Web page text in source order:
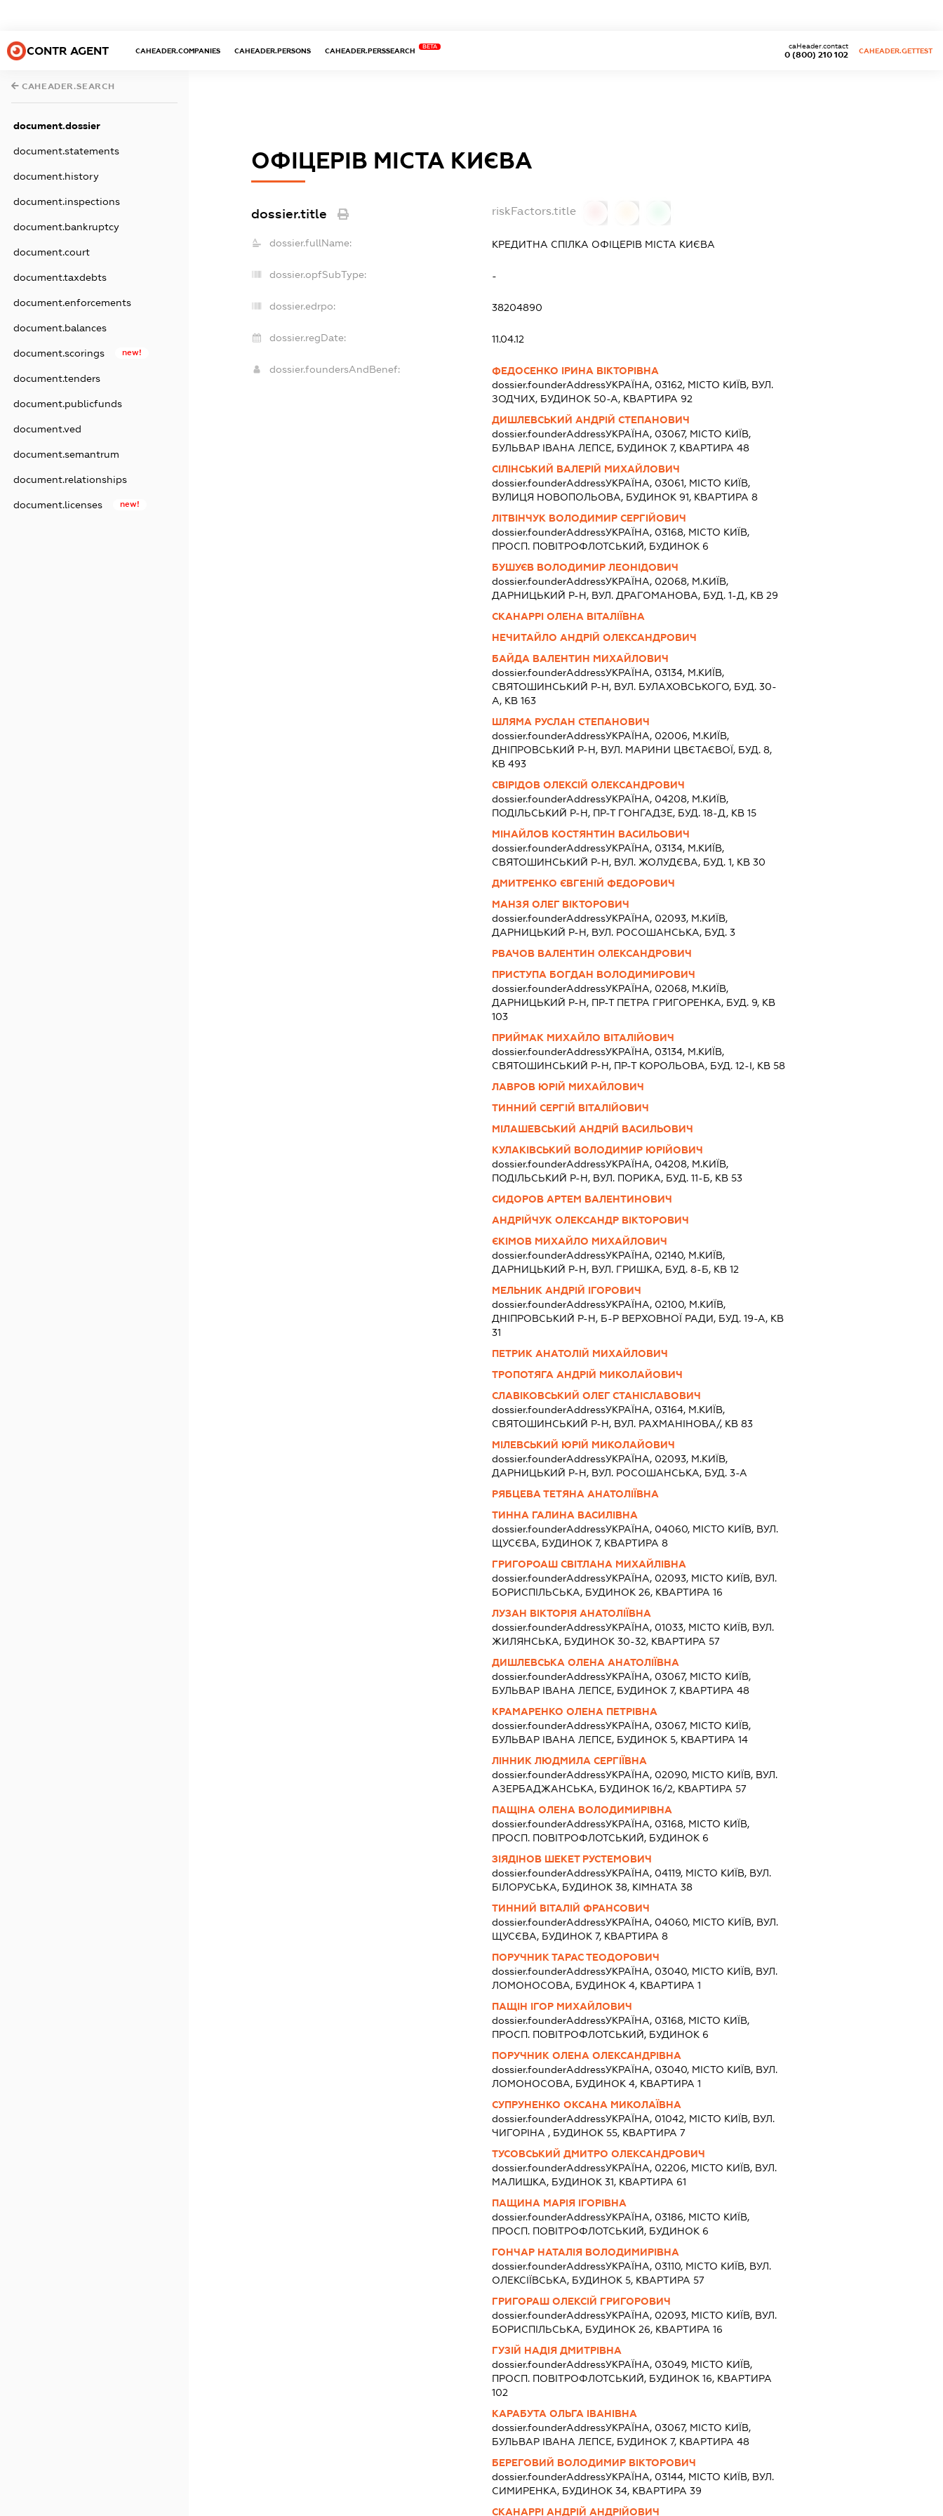
CONTR AGENT CAHEADER.COMPANIES CAHEADER.PERSONS CAHEADER.PERSSEARCH
BETA
0 (800) 210 102
caHeader.contact
CAHEADER.GETTEST
CAHEADER.SEARCH
document.dossier
document.statements
document.history
document.inspections
document.bankruptcy
document.court
document.taxdebts
document.enforcements
document.balances
document.scorings new!
document.tenders
document.publicfunds
document.ved
document.semantrum
document.relationships
document.licenses new!
ОФІЦЕРІВ МІСТА КИЄВА
dossier.title riskFactors.title
dossier.fullName: КРЕДИТНА СПІЛКА ОФІЦЕРІВ МІСТА КИЄВА
dossier.opfSubType: -
dossier.edrpo: 38204890
dossier.regDate: 11.04.12
dossier.foundersAndBenef:
ФЕДОСЕНКО ІРИНА ВІКТОРІВНА
dossier.founderAddressУКРАЇНА, 03162, МІСТО КИЇВ, ВУЛ.
ЗОДЧИХ, БУДИНОК 50-А, КВАРТИРА 92
ДИШЛЕВСЬКИЙ АНДРІЙ СТЕПАНОВИЧ
dossier.founderAddressУКРАЇНА, 03067, МІСТО КИЇВ,
БУЛЬВАР ІВАНА ЛЕПСЕ, БУДИНОК 7, КВАРТИРА 48
СІЛІНСЬКИЙ ВАЛЕРІЙ МИХАЙЛОВИЧ
dossier.founderAddressУКРАЇНА, 03061, МІСТО КИЇВ,
ВУЛИЦЯ НОВОПОЛЬОВА, БУДИНОК 91, КВАРТИРА 8
ЛІТВІНЧУК ВОЛОДИМИР СЕРГІЙОВИЧ
dossier.founderAddressУКРАЇНА, 03168, МІСТО КИЇВ,
ПРОСП. ПОВІТРОФЛОТСЬКИЙ, БУДИНОК 6
БУШУЄВ ВОЛОДИМИР ЛЕОНІДОВИЧ
dossier.founderAddressУКРАЇНА, 02068, М.КИЇВ,
ДАРНИЦЬКИЙ Р-Н, ВУЛ. ДРАГОМАНОВА, БУД. 1-Д, КВ 29
СКАНАРРІ ОЛЕНА ВІТАЛІЇВНА
НЕЧИТАЙЛО АНДРІЙ ОЛЕКСАНДРОВИЧ
БАЙДА ВАЛЕНТИН МИХАЙЛОВИЧ
dossier.founderAddressУКРАЇНА, 03134, М.КИЇВ,
СВЯТОШИНСЬКИЙ Р-Н, ВУЛ. БУЛАХОВСЬКОГО, БУД. 30-
А, КВ 163
ШЛЯМА РУСЛАН СТЕПАНОВИЧ
dossier.founderAddressУКРАЇНА, 02006, М.КИЇВ,
ДНІПРОВСЬКИЙ Р-Н, ВУЛ. МАРИНИ ЦВЄТАЄВОЇ, БУД. 8,
КВ 493
СВІРІДОВ ОЛЕКСІЙ ОЛЕКСАНДРОВИЧ
dossier.founderAddressУКРАЇНА, 04208, М.КИЇВ,
ПОДІЛЬСЬКИЙ Р-Н, ПР-Т ГОНГАДЗЕ, БУД. 18-Д, КВ 15
МІНАЙЛОВ КОСТЯНТИН ВАСИЛЬОВИЧ
dossier.founderAddressУКРАЇНА, 03134, М.КИЇВ,
СВЯТОШИНСЬКИЙ Р-Н, ВУЛ. ЖОЛУДЄВА, БУД. 1, КВ 30
ДМИТРЕНКО ЄВГЕНІЙ ФЕДОРОВИЧ
МАНЗЯ ОЛЕГ ВІКТОРОВИЧ
dossier.founderAddressУКРАЇНА, 02093, М.КИЇВ,
ДАРНИЦЬКИЙ Р-Н, ВУЛ. РОСОШАНСЬКА, БУД. 3
РВАЧОВ ВАЛЕНТИН ОЛЕКСАНДРОВИЧ
ПРИСТУПА БОГДАН ВОЛОДИМИРОВИЧ
dossier.founderAddressУКРАЇНА, 02068, М.КИЇВ,
ДАРНИЦЬКИЙ Р-Н, ПР-Т ПЕТРА ГРИГОРЕНКА, БУД. 9, КВ
103
ПРИЙМАК МИХАЙЛО ВІТАЛІЙОВИЧ
dossier.founderAddressУКРАЇНА, 03134, М.КИЇВ,
СВЯТОШИНСЬКИЙ Р-Н, ПР-Т КОРОЛЬОВА, БУД. 12-І, КВ 58
ЛАВРОВ ЮРІЙ МИХАЙЛОВИЧ
ТИННИЙ СЕРГІЙ ВІТАЛІЙОВИЧ
МІЛАШЕВСЬКИЙ АНДРІЙ ВАСИЛЬОВИЧ
КУЛАКІВСЬКИЙ ВОЛОДИМИР ЮРІЙОВИЧ
dossier.founderAddressУКРАЇНА, 04208, М.КИЇВ,
ПОДІЛЬСЬКИЙ Р-Н, ВУЛ. ПОРИКА, БУД. 11-Б, КВ 53
СИДОРОВ АРТЕМ ВАЛЕНТИНОВИЧ
АНДРІЙЧУК ОЛЕКСАНДР ВІКТОРОВИЧ
ЄКІМОВ МИХАЙЛО МИХАЙЛОВИЧ
dossier.founderAddressУКРАЇНА, 02140, М.КИЇВ,
ДАРНИЦЬКИЙ Р-Н, ВУЛ. ГРИШКА, БУД. 8-Б, КВ 12
МЕЛЬНИК АНДРІЙ ІГОРОВИЧ
dossier.founderAddressУКРАЇНА, 02100, М.КИЇВ,
ДНІПРОВСЬКИЙ Р-Н, Б-Р ВЕРХОВНОЇ РАДИ, БУД. 19-А, КВ
31
ПЕТРИК АНАТОЛІЙ МИХАЙЛОВИЧ
ТРОПОТЯГА АНДРІЙ МИКОЛАЙОВИЧ
СЛАВІКОВСЬКИЙ ОЛЕГ СТАНІСЛАВОВИЧ
dossier.founderAddressУКРАЇНА, 03164, М.КИЇВ,
СВЯТОШИНСЬКИЙ Р-Н, ВУЛ. РАХМАНІНОВА/, КВ 83
МІЛЕВСЬКИЙ ЮРІЙ МИКОЛАЙОВИЧ
dossier.founderAddressУКРАЇНА, 02093, М.КИЇВ,
ДАРНИЦЬКИЙ Р-Н, ВУЛ. РОСОШАНСЬКА, БУД. 3-А
РЯБЦЕВА ТЕТЯНА АНАТОЛІЇВНА
ТИННА ГАЛИНА ВАСИЛІВНА
dossier.founderAddressУКРАЇНА, 04060, МІСТО КИЇВ, ВУЛ.
ЩУСЄВА, БУДИНОК 7, КВАРТИРА 8
ГРИГОРОАШ СВІТЛАНА МИХАЙЛІВНА
dossier.founderAddressУКРАЇНА, 02093, МІСТО КИЇВ, ВУЛ.
БОРИСПІЛЬСЬКА, БУДИНОК 26, КВАРТИРА 16
ЛУЗАН ВІКТОРІЯ АНАТОЛІЇВНА
dossier.founderAddressУКРАЇНА, 01033, МІСТО КИЇВ, ВУЛ.
ЖИЛЯНСЬКА, БУДИНОК 30-32, КВАРТИРА 57
ДИШЛЕВСЬКА ОЛЕНА АНАТОЛІЇВНА
dossier.founderAddressУКРАЇНА, 03067, МІСТО КИЇВ,
БУЛЬВАР ІВАНА ЛЕПСЕ, БУДИНОК 7, КВАРТИРА 48
КРАМАРЕНКО ОЛЕНА ПЕТРІВНА
dossier.founderAddressУКРАЇНА, 03067, МІСТО КИЇВ,
БУЛЬВАР ІВАНА ЛЕПСЕ, БУДИНОК 5, КВАРТИРА 14
ЛІННИК ЛЮДМИЛА СЕРГІЇВНА
dossier.founderAddressУКРАЇНА, 02090, МІСТО КИЇВ, ВУЛ.
АЗЕРБАДЖАНСЬКА, БУДИНОК 16/2, КВАРТИРА 57
ПАЩІНА ОЛЕНА ВОЛОДИМИРІВНА
dossier.founderAddressУКРАЇНА, 03168, МІСТО КИЇВ,
ПРОСП. ПОВІТРОФЛОТСЬКИЙ, БУДИНОК 6
ЗІЯДІНОВ ШЕКЕТ РУСТЕМОВИЧ
dossier.founderAddressУКРАЇНА, 04119, МІСТО КИЇВ, ВУЛ.
БІЛОРУСЬКА, БУДИНОК 38, КІМНАТА 38
ТИННИЙ ВІТАЛІЙ ФРАНСОВИЧ
dossier.founderAddressУКРАЇНА, 04060, МІСТО КИЇВ, ВУЛ.
ЩУСЄВА, БУДИНОК 7, КВАРТИРА 8
ПОРУЧНИК ТАРАС ТЕОДОРОВИЧ
dossier.founderAddressУКРАЇНА, 03040, МІСТО КИЇВ, ВУЛ.
ЛОМОНОСОВА, БУДИНОК 4, КВАРТИРА 1
ПАЩІН ІГОР МИХАЙЛОВИЧ
dossier.founderAddressУКРАЇНА, 03168, МІСТО КИЇВ,
ПРОСП. ПОВІТРОФЛОТСЬКИЙ, БУДИНОК 6
ПОРУЧНИК ОЛЕНА ОЛЕКСАНДРІВНА
dossier.founderAddressУКРАЇНА, 03040, МІСТО КИЇВ, ВУЛ.
ЛОМОНОСОВА, БУДИНОК 4, КВАРТИРА 1
СУПРУНЕНКО ОКСАНА МИКОЛАЇВНА
dossier.founderAddressУКРАЇНА, 01042, МІСТО КИЇВ, ВУЛ.
ЧИГОРІНА , БУДИНОК 55, КВАРТИРА 7
ТУСОВСЬКИЙ ДМИТРО ОЛЕКСАНДРОВИЧ
dossier.founderAddressУКРАЇНА, 02206, МІСТО КИЇВ, ВУЛ.
МАЛИШКА, БУДИНОК 31, КВАРТИРА 61
ПАЩИНА МАРІЯ ІГОРІВНА
dossier.founderAddressУКРАЇНА, 03186, МІСТО КИЇВ,
ПРОСП. ПОВІТРОФЛОТСЬКИЙ, БУДИНОК 6
ГОНЧАР НАТАЛІЯ ВОЛОДИМИРІВНА
dossier.founderAddressУКРАЇНА, 03110, МІСТО КИЇВ, ВУЛ.
ОЛЕКСІЇВСЬКА, БУДИНОК 5, КВАРТИРА 57
ГРИГОРАШ ОЛЕКСІЙ ГРИГОРОВИЧ
dossier.founderAddressУКРАЇНА, 02093, МІСТО КИЇВ, ВУЛ.
БОРИСПІЛЬСЬКА, БУДИНОК 26, КВАРТИРА 16
ГУЗІЙ НАДІЯ ДМИТРІВНА
dossier.founderAddressУКРАЇНА, 03049, МІСТО КИЇВ,
ПРОСП. ПОВІТРОФЛОТСЬКИЙ, БУДИНОК 16, КВАРТИРА
102
КАРАБУТА ОЛЬГА ІВАНІВНА
dossier.founderAddressУКРАЇНА, 03067, МІСТО КИЇВ,
БУЛЬВАР ІВАНА ЛЕПСЕ, БУДИНОК 7, КВАРТИРА 48
БЕРЕГОВИЙ ВОЛОДИМИР ВІКТОРОВИЧ
dossier.founderAddressУКРАЇНА, 03144, МІСТО КИЇВ, ВУЛ.
СИМИРЕНКА, БУДИНОК 34, КВАРТИРА 39
СКАНАРРІ АНДРІЙ АНДРІЙОВИЧ